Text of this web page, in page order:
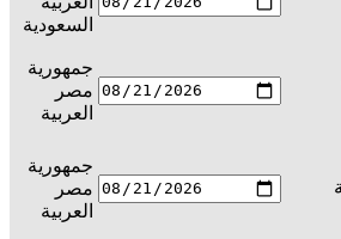
السعودية
جمهورية
مصر
العربية
جمهورية
مصر
العربية